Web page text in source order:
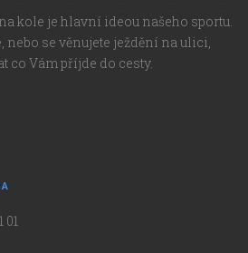
kole je hlavní ideou našeho sportu.
nebo se věnujete ježdění na ulici,
co Vám příjde do cesty.